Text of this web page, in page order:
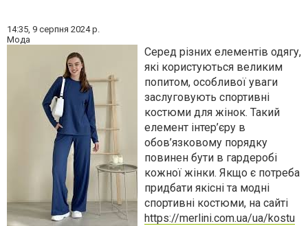
14:35, 9 серпня 2024 р.
Мода
Серед різних елементів одягу,
які користуються великим
попитом, особливої уваги
заслуговують спортивні
костюми для жінок. Такий
елемент інтер’єру в
обов’язковому порядку
повинен бути в гардеробі
кожної жінки. Якщо є потреба
придбати якісні та модні
спортивні костюми, на сайті
https://merlini.com.ua/ua/kostu